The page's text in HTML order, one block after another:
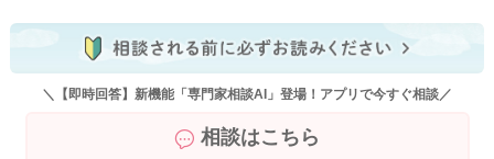
＼【即時回答】新機能「専門家相談AI」登場！アプリで今すぐ相談／
相談はこちら